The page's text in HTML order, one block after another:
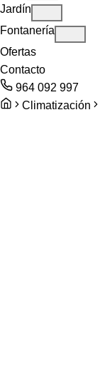
Jardín
Fontanería
Ofertas
Contacto
964 092 997
Climatización